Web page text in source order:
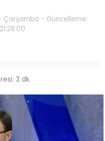
Çarşamba - Güncelleme:
3 dk.